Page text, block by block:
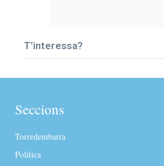
T’interessa?
Seccions
Torredembarra
Política